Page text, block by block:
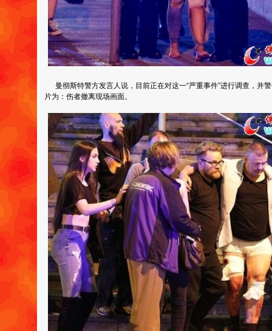
曼彻斯特警方发言人说，目前正在对这一“严重事件”进行调查，并
片为：伤者撤离现场画面。